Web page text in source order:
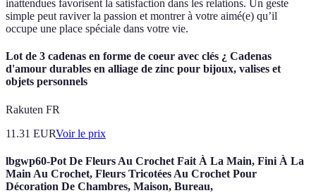
inattendues favorisent la satisfaction dans les relations. Un geste
simple peut raviver la passion et montrer à votre aimé(e) qu’il
occupe une place spéciale dans votre vie.
Lot de 3 cadenas en forme de coeur avec clés ¿ Cadenas
d'amour durables en alliage de zinc pour bijoux, valises et
objets personnels
Rakuten FR
11.31 EURVoir le prix
lbgwp60-Pot De Fleurs Au Crochet Fait À La Main, Fini À La
Main Au Crochet, Fleurs Tricotées Au Crochet Pour
Décoration De Chambres, Maison, Bureau,